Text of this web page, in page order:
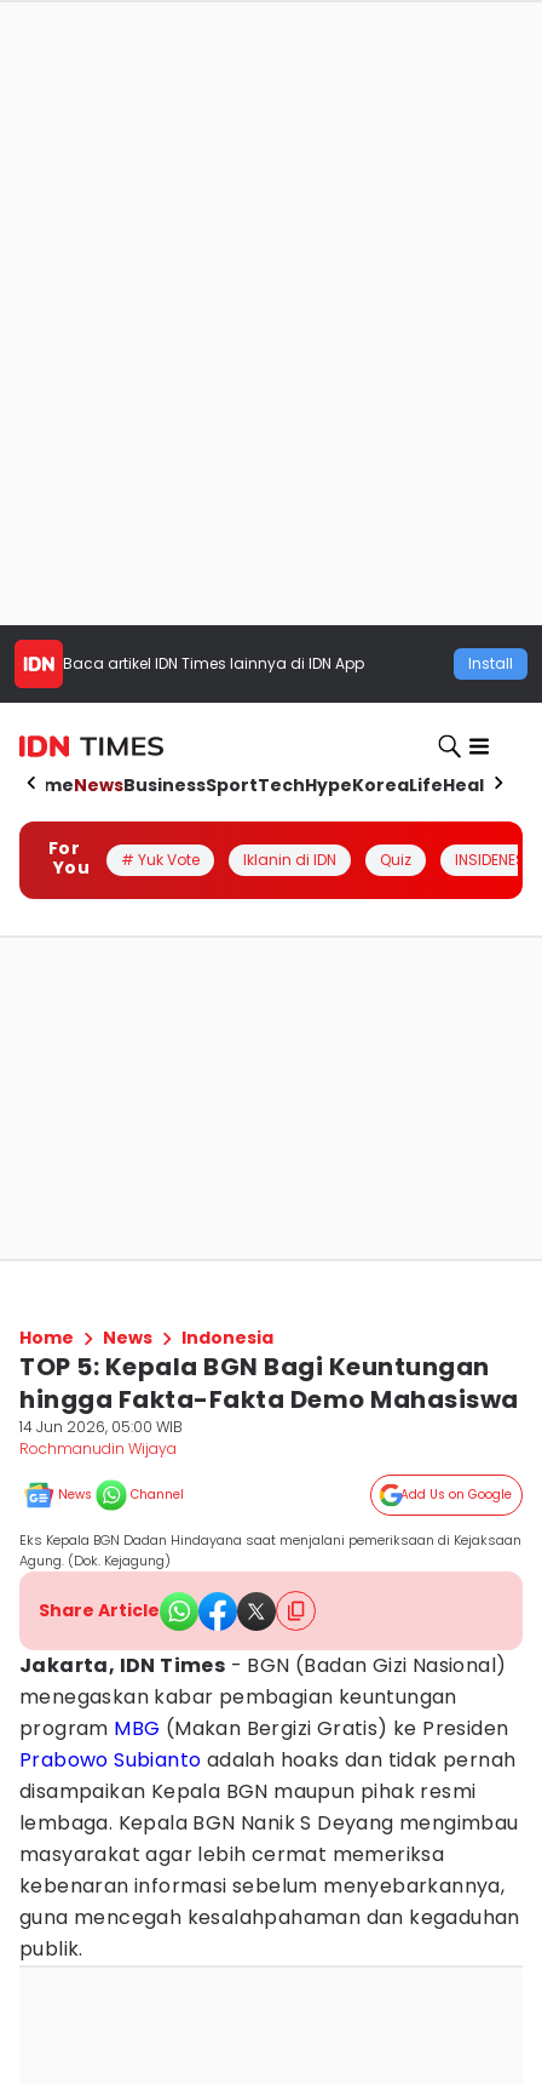
Baca artikel IDN Times lainnya di IDN App Install
HomeNewsBusinessSportTechHypeKoreaLifeHealth
For
You
# Yuk Vote Iklanin di IDN Quiz INSIDENESIA
Home News Indonesia
TOP 5: Kepala BGN Bagi Keuntungan
hingga Fakta-Fakta Demo Mahasiswa
14 Jun 2026, 05:00 WIB
Rochmanudin Wijaya
News Channel Add Us on Google
Eks Kepala BGN Dadan Hindayana saat menjalani pemeriksaan di Kejaksaan
Agung. (Dok. Kejagung)
Share Article
Jakarta, IDN Times - BGN (Badan Gizi Nasional)
menegaskan kabar pembagian keuntungan
program MBG (Makan Bergizi Gratis) ke Presiden
Prabowo Subianto adalah hoaks dan tidak pernah
disampaikan Kepala BGN maupun pihak resmi
lembaga. Kepala BGN Nanik S Deyang mengimbau
masyarakat agar lebih cermat memeriksa
kebenaran informasi sebelum menyebarkannya,
guna mencegah kesalahpahaman dan kegaduhan
publik.